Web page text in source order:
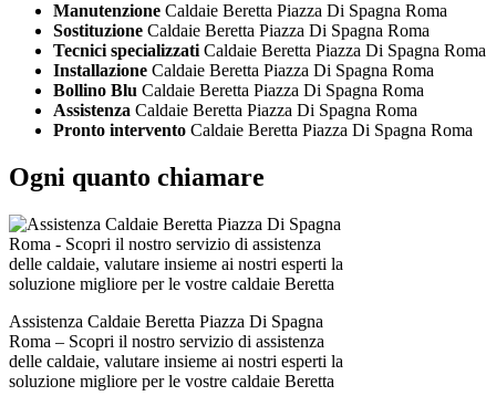
Manutenzione Caldaie Beretta Piazza Di Spagna Roma
Sostituzione Caldaie Beretta Piazza Di Spagna Roma
Tecnici specializzati Caldaie Beretta Piazza Di Spagna Roma
Installazione Caldaie Beretta Piazza Di Spagna Roma
Bollino Blu Caldaie Beretta Piazza Di Spagna Roma
Assistenza Caldaie Beretta Piazza Di Spagna Roma
Pronto intervento Caldaie Beretta Piazza Di Spagna Roma
Ogni quanto chiamare
Assistenza Caldaie Beretta Piazza Di Spagna
Roma – Scopri il nostro servizio di assistenza
delle caldaie, valutare insieme ai nostri esperti la
soluzione migliore per le vostre caldaie Beretta